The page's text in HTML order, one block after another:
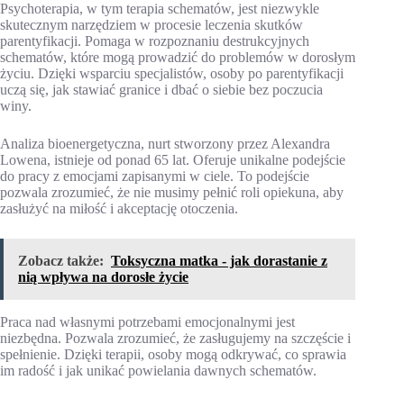
Psychoterapia, w tym terapia schematów, jest niezwykle
skutecznym narzędziem w procesie leczenia skutków
parentyfikacji. Pomaga w rozpoznaniu destrukcyjnych
schematów, które mogą prowadzić do problemów w dorosłym
życiu. Dzięki wsparciu specjalistów, osoby po parentyfikacji
uczą się, jak stawiać granice i dbać o siebie bez poczucia
winy.
Analiza bioenergetyczna, nurt stworzony przez Alexandra
Lowena, istnieje od ponad 65 lat. Oferuje unikalne podejście
do pracy z emocjami zapisanymi w ciele. To podejście
pozwala zrozumieć, że nie musimy pełnić roli opiekuna, aby
zasłużyć na miłość i akceptację otoczenia.
Zobacz także: Toksyczna matka - jak dorastanie z
nią wpływa na dorosłe życie
Praca nad własnymi potrzebami emocjonalnymi jest
niezbędna. Pozwala zrozumieć, że zasługujemy na szczęście i
spełnienie. Dzięki terapii, osoby mogą odkrywać, co sprawia
im radość i jak unikać powielania dawnych schematów.